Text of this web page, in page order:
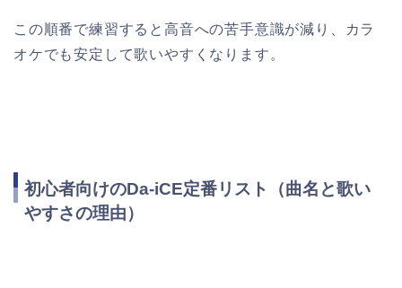
この順番で練習すると高音への苦手意識が減り、カラ
オケでも安定して歌いやすくなります。
初心者向けのDa-iCE定番リスト（曲名と歌い
やすさの理由）